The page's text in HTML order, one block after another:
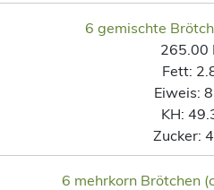
6 gemischte
265.00
Fett:
Eiweis:
KH:
Zucker:
6 mehrkorn Brötchen